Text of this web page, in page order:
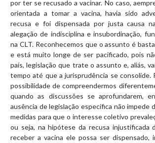
por ter se recusado a vacinar. No caso,
orientada a tomar a vacina, havia sido
recusa e foi dispensada por justa causa
alegação de indisciplina e insubordinação,
na CLT. Reconhecemos que o assunto é
e está muito longe de ser pacificado, pois
país, legislação que trate o assunto e, aliás,
tempo até que a jurisprudência se consolide.
possibilidade de compreendermos
quando as discussões se aprofundarem,
ausência de legislação específica não impede
medidas para que o interesse coletivo
ou seja, na hipótese da recusa injustificada
receber a vacina ele possa ser dispensado,